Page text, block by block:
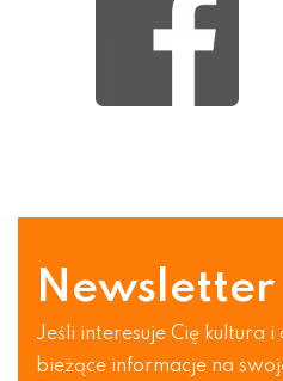
Newsletter
Jeśli interesuje Cię kultura
bieżące informacje na